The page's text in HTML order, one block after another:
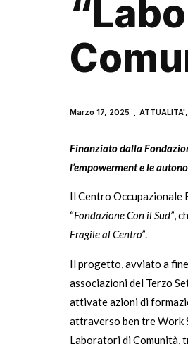
Marzo 17, 2025 ATTUALITA'
Finanziato dalla
l’empowerment e le
Il Centro Occupazionale
“Fondazione Con il Sud”,
Fragile al Centro”.
Il progetto, avviato a
associazioni del Terzo
attivate azioni di
attraverso ben tre Work
Laboratori di Comunità,